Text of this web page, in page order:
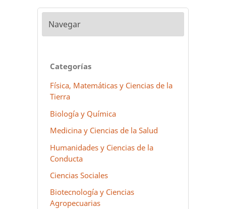
Navegar
Categorías
Física, Matemáticas y Ciencias de la
Tierra
Biología y Química
Medicina y Ciencias de la Salud
Humanidades y Ciencias de la
Conducta
Ciencias Sociales
Biotecnología y Ciencias
Agropecuarias